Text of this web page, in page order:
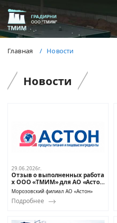
Главная Новости
Новости
29.06.2026г.
Отзыв о выполненных работа
х ООО «ТМИМ» для АО «Асто
н»
Морозовский филиал АО «Астон»
Подробнее